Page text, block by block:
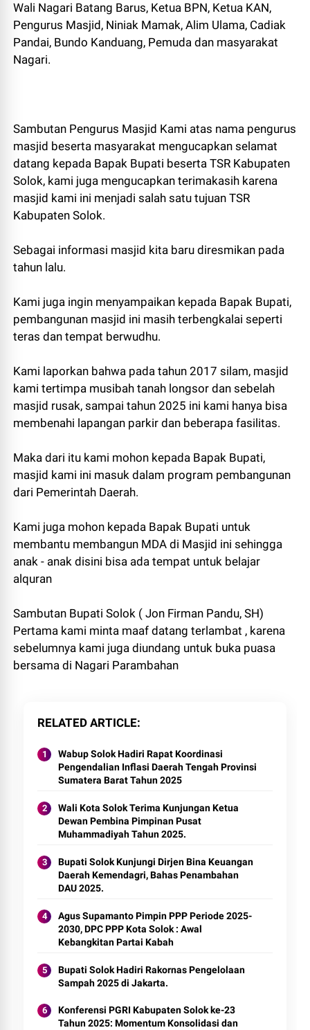
Wali Nagari Batang Barus, Ketua BPN, Ketua KAN,
Pengurus Masjid, Niniak Mamak, Alim Ulama, Cadiak
Pandai, Bundo Kanduang, Pemuda dan masyarakat
Nagari.
Sambutan Pengurus Masjid Kami atas nama pengurus
masjid beserta masyarakat mengucapkan selamat
datang kepada Bapak Bupati beserta TSR Kabupaten
Solok, kami juga mengucapkan terimakasih karena
masjid kami ini menjadi salah satu tujuan TSR
Kabupaten Solok.
Sebagai informasi masjid kita baru diresmikan pada
tahun lalu.
Kami juga ingin menyampaikan kepada Bapak Bupati,
pembangunan masjid ini masih terbengkalai seperti
teras dan tempat berwudhu.
Kami laporkan bahwa pada tahun 2017 silam, masjid
kami tertimpa musibah tanah longsor dan sebelah
masjid rusak, sampai tahun 2025 ini kami hanya bisa
membenahi lapangan parkir dan beberapa fasilitas.
Maka dari itu kami mohon kepada Bapak Bupati,
masjid kami ini masuk dalam program pembangunan
dari Pemerintah Daerah.
Kami juga mohon kepada Bapak Bupati untuk
membantu membangun MDA di Masjid ini sehingga
anak - anak disini bisa ada tempat untuk belajar
alquran
Sambutan Bupati Solok ( Jon Firman Pandu, SH)
Pertama kami minta maaf datang terlambat , karena
sebelumnya kami juga diundang untuk buka puasa
bersama di Nagari Parambahan
RELATED ARTICLE
Wabup Solok Hadiri Rapat Koordinasi
Pengendalian Inflasi Daerah Tengah Provinsi
Sumatera Barat Tahun 2025
Wali Kota Solok Terima Kunjungan Ketua
Dewan Pembina Pimpinan Pusat
Muhammadiyah Tahun 2025.
Bupati Solok Kunjungi Dirjen Bina Keuangan
Daerah Kemendagri, Bahas Penambahan
DAU 2025.
Agus Supamanto Pimpin PPP Periode 2025-
2030, DPC PPP Kota Solok : Awal
Kebangkitan Partai Kabah
Bupati Solok Hadiri Rakornas Pengelolaan
Sampah 2025 di Jakarta.
Konferensi PGRI Kabupaten Solok ke-23
Tahun 2025: Momentum Konsolidasi dan